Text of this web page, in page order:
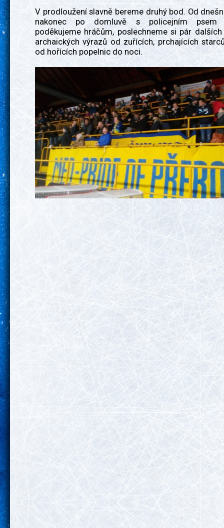
V prodloužení slavně bereme druhý bod. Od
nakonec po domluvě s policejním psem
poděkujeme hráčům, poslechneme si pár
archaických výrazů od zuřících, prchajících
od hořících popelnic do noci.